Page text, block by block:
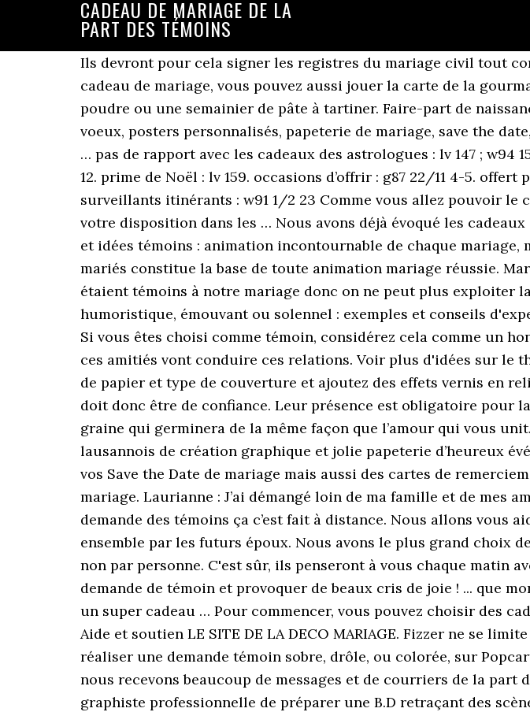
CADEAU DE MARIAGE DE LA
PART DES TÉMOINS
Ils devront pour cela signer les registres du mariage civil tout comme celui de l’église en cas de mariage religieux. Pour un cadeau de mariage, vous pouvez aussi jouer la carte de la gourmandise en optant pour un coffret cadeau de 6 chocolats en poudre ou une semainier de pâte à tartiner. Faire-part de naissance, baptême, baby shower, cartes étapes, anniversaire, cartes de voeux, posters personnalisés, papeterie de mariage, save the date, faire-part de mariage, invitation, carton réponse, papeterie pour … pas de rapport avec les cadeaux des astrologues : lv 147 ; w94 15/12 6. point de vue des Témoins : g93 22/11 5, 7-10 ; g92 22/12 10-12. prime de Noël : lv 159. occasions d’offrir : g87 22/11 4-5. offert par le roi Yarobam à un prophète : w08 15/8 8-9. pour les surveillants itinérants : w91 1/2 23 Comme vous allez pouvoir le constater, de nombreux details pour votre mariage 2020 sont à votre disposition dans les … Nous avons déjà évoqué les cadeaux de mariage à ne pas ou à ne plus offrir. Vidéo animation mariage, et idées témoins : animation incontournable de chaque mariage, mais pourtant presque nécessaire, la vidéo retraçant la vie des mariés constitue la base de toute animation mariage réussie. Mariage : des idées de cadeaux originaux. 20 mars 2007 à ... Ils étaient témoins à notre mariage donc on ne peut plus exploiter la chanson, ni le quiz. 10 mai 2017 - Discours de mariage humoristique, émouvant ou solennel : exemples et conseils d'experts pour vous aider à préparer le discours de mariage des témo Si vous êtes choisi comme témoin, considérez cela comme un honneur de la part des futurs mariés. Ensuite la vie verra bien où ces amitiés vont conduire ces relations. Voir plus d'idées sur le thème Cadeau temoin, Mariage original, Evjf. Choisissez votre type de papier et type de couverture et ajoutez des effets vernis en relief sur celle-ci pour en faire un livre d’exception. Rôle officiel. Il doit donc être de confiance. Leur présence est obligatoire pour la validation du mariage aux yeux de la loi. En effet, il contient une graine qui germinera de la même façon que l’amour qui vous unit. Idée n°3 (témoins) : vidéo retraçant la vie des mariés. Atelier lausannois de création graphique et jolie papeterie d’heureux événements. Dans la même thématique, découvrez des cartes pour vos Save the Date de mariage mais aussi des cartes de remerciements pour témoigner votre reconnaissance. Les vignettes de votre mariage. Laurianne : J’ai démangé loin de ma famille et de mes amis quelques mois avant l’annonce de notre mariage.Alors pour la demande des témoins ça c’est fait à distance. Nous allons vous aider à trouver des idées ! Les témoins d'un mariage sont choisis ensemble par les futurs époux. Nous avons le plus grand choix de marque place et de porte nom. Il se calcule pour le couple, et non par personne. C'est sûr, ils penseront à vous chaque matin avec le sourire ! De quoi créer beaucoup d’émotion autour de votre demande de témoin et provoquer de beaux cris de joie ! ... que mon amie avait personnalisé avec un petit mot et des photos, c'était un super cadeau … Pour commencer, vous pouvez choisir des cadeaux plutôt utiles et destinés à leur foyer, comme le veut la … Aide et soutien LE SITE DE LA DECO MARIAGE. Fizzer ne se limite pas aux faire-part mariage. Nos chers amis. Que vous vouliez réaliser une demande témoin sobre, drôle, ou colorée, sur Popcarte, vous trouverez forcément votre bonheur ! Soit dit en passant, nous recevons beaucoup de messages et de courriers de la part des … • Il faut la présence de deux “adouls”. Demandez à une graphiste professionnelle de préparer une B.D retraçant des scènes de l’union que vous avez imaginée. 7. Le minimum est d'avoir deux témoins, et le maximum est de 4 témoins. 11 déc. Spécialisée dans le cadeau de remerciement pas cher pour invité, cette boutique vous propose une multitude de cadeaux de mariage originaux pour homme, femme et enfants. Notre site est le spécialiste de la décoration mariage. Préparation de la mariée, découverte de la robe, cérémonie, discours des témoins, décorations, vin d’honneur, soirée… Gardez vos plus belles émotions avec vous sur un album photo de mariage. Le montant que nous avons reçu de votre part était très inattendu. Votre cadeau de naissance vient amplifier un peu plus notre bonheur d’avoir eu un enfant. Je leur ai fait livrer un tote bag personnalisé, avec dedans des stylos, un paquet de mouchoirs, une grosse bague en toc et une petite carte pour faire ma demande ! Officiellement, le rôle des témoins est, de par leur signature sur les différents registres, d'attester de votre union. Quelle robe de cocktail vais-je choisir pour le mariage de ma meilleure amie? Kits pour faire-part de mariage Modèles pour mariage ... Cadeaux pour les témoins de la mariée ... Art premier s'il en est un, la vannerie trouve ses origines dans la nuit des temps. C’est le moment de décider : qui allez-vous choisir pour vous accompagner le jour de votre mariage ? • Une dot doit être prévue dans l’acte de mariage. Cadeaux invités mariage 2020. Lors du mariage civil, le nombre de témoins est très encadré. Quelles erreurs